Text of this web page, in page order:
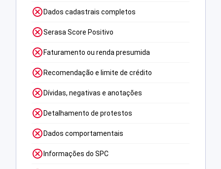
Dados cadastrais completos
Serasa Score Positivo
Faturamento ou renda presumida
Recomendação e limite de crédito
Dívidas, negativas e anotações
Detalhamento de protestos
Dados comportamentais
Informações do SPC